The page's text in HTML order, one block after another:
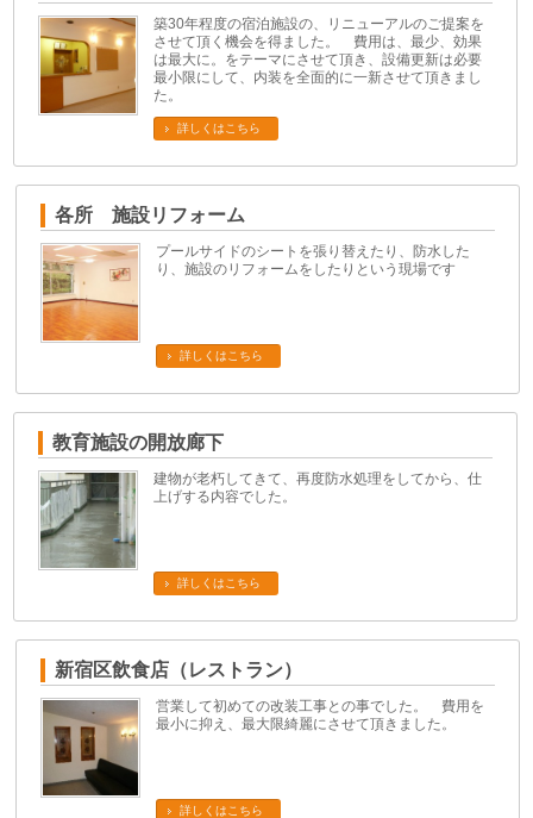
築30年程度の宿泊施設の、リニューアルのご提案を
させて頂く機会を得ました。 費用は、最少、効果
は最大に。をテーマにさせて頂き、設備更新は必要
最小限にして、内装を全面的に一新させて頂きまし
た。
詳しくはこちら
各所 施設リフォーム
プールサイドのシートを張り替えたり、防水した
り、施設のリフォームをしたりという現場です
詳しくはこちら
教育施設の開放廊下
建物が老朽してきて、再度防水処理をしてから、仕
上げする内容でした。
詳しくはこちら
新宿区飲食店（レストラン）
営業して初めての改装工事との事でした。 費用を
最小に抑え、最大限綺麗にさせて頂きました。
詳しくはこちら